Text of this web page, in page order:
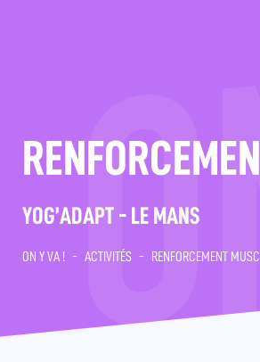
YOG’ADAPT - LE MANS
ON Y VA ! - ACTIVITÉS - RENFORCEMENT